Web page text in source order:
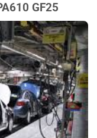
GF25